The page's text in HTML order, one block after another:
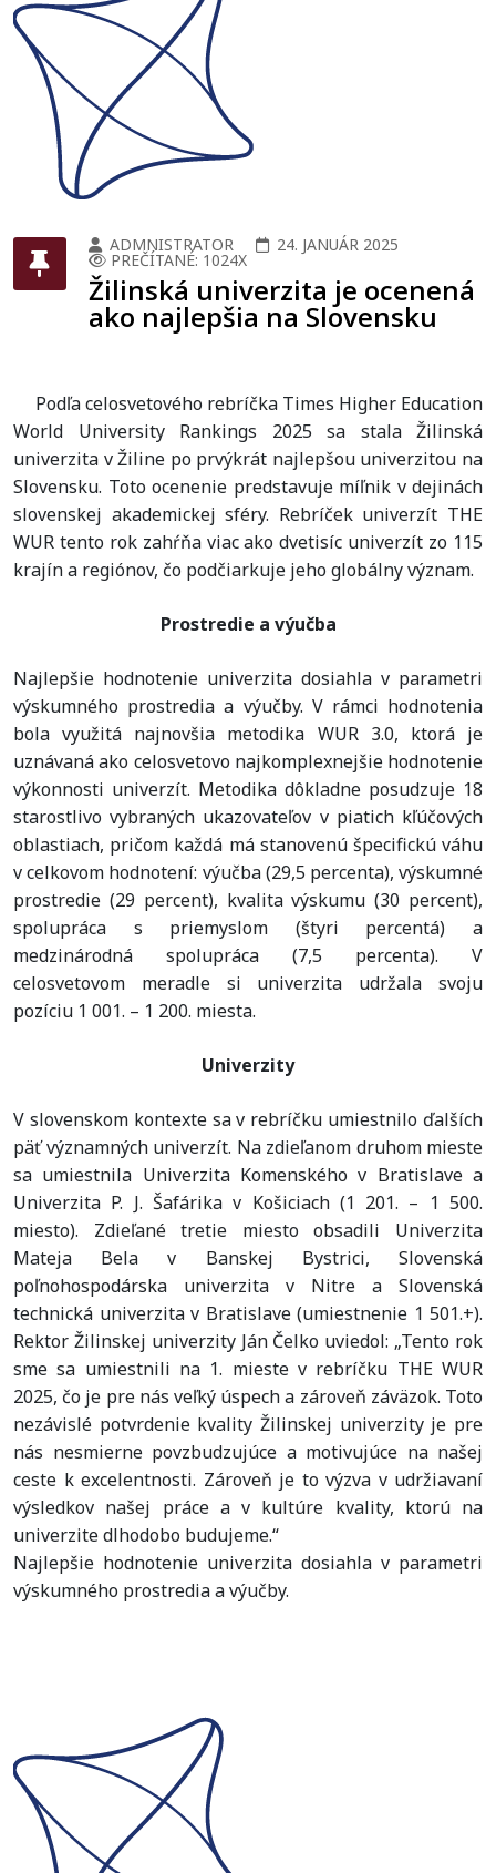
ADMNISTRATOR 24. JANUÁR 2025
PREČÍTANÉ: 1024X
Žilinská univerzita je ocenená
ako najlepšia na Slovensku
Podľa celosvetového rebríčka Times Higher Education
World University Rankings 2025 sa stala Žilinská
univerzita v Žiline po prvýkrát najlepšou univerzitou na
Slovensku. Toto ocenenie predstavuje míľnik v dejinách
slovenskej akademickej sféry. Rebríček univerzít THE
WUR tento rok zahŕňa viac ako dvetisíc univerzít zo 115
krajín a regiónov, čo podčiarkuje jeho globálny význam.
Prostredie a výučba
Najlepšie hodnotenie univerzita dosiahla v parametri
výskumného prostredia a výučby. V rámci hodnotenia
bola využitá najnovšia metodika WUR 3.0, ktorá je
uznávaná ako celosvetovo najkomplexnejšie hodnotenie
výkonnosti univerzít. Metodika dôkladne posudzuje 18
starostlivo vybraných ukazovateľov v piatich kľúčových
oblastiach, pričom každá má stanovenú špecifickú váhu
v celkovom hodnotení: výučba (29,5 percenta), výskumné
prostredie (29 percent), kvalita výskumu (30 percent),
spolupráca s priemyslom (štyri percentá) a
medzinárodná spolupráca (7,5 percenta). V
celosvetovom meradle si univerzita udržala svoju
pozíciu 1 001. – 1 200. miesta.
Univerzity
V slovenskom kontexte sa v rebríčku umiestnilo ďalších
päť významných univerzít. Na zdieľanom druhom mieste
sa umiestnila Univerzita Komenského v Bratislave a
Univerzita P. J. Šafárika v Košiciach (1 201. – 1 500.
miesto). Zdieľané tretie miesto obsadili Univerzita
Mateja Bela v Banskej Bystrici, Slovenská
poľnohospodárska univerzita v Nitre a Slovenská
technická univerzita v Bratislave (umiestnenie 1 501.+).
Rektor Žilinskej univerzityJán Čelko uviedol: „Tento rok
sme sa umiestnili na 1. mieste v rebríčku THE WUR
2025, čo je pre nás veľký úspech a zároveň záväzok. Toto
nezávislé potvrdenie kvality Žilinskej univerzityje pre
nás nesmierne povzbudzujúce a motivujúce na našej
ceste k excelentnosti. Zároveň je to výzva v udržiavaní
výsledkov našej práce a v kultúre kvality, ktorú na
univerzite dlhodobo budujeme.“
Najlepšie hodnotenie univerzita dosiahla v parametri
výskumného prostredia a výučby.